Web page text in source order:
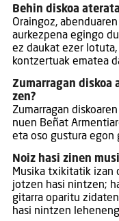
Behin diskoa
Oraingoz,
aurkezpena egingo
ez daukat ezer lotuta,
kontzertuak ematea
Zumarragan diskoa
zen?
Zumarragan
nuen Beñat
eta oso gustura egon
Noiz hasi zinen
Musika txikitatik izan
jotzen hasi nintzen;
gitarra oparitu
hasi nintzen